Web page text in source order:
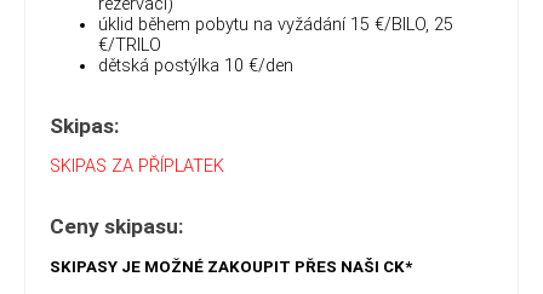
úklid během pobytu na vyžádání 15 €/BILO, 25
€/TRILO
dětská postýlka 10 €/den
Skipas:
SKIPAS ZA PŘÍPLATEK
Ceny skipasu:
SKIPASY JE MOŽNÉ ZAKOUPIT PŘES NAŠI CK*